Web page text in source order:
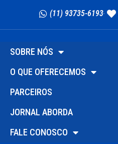
(11) 93735-6193
SOBRE NÓS
O QUE OFERECEMOS
PARCEIROS
JORNAL ABORDA
FALE CONOSCO